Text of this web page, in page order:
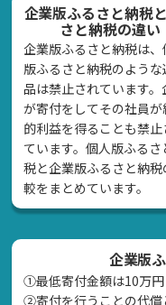
企業版ふるさと納税
さと納税の違い
企業版ふるさと納税は、
版ふるさと納税のような
品は禁止されています。
が寄付をしてその社員が
的利益を得ることも禁止
ています。個人版ふるさ
税と企業版ふるさと納税
較をまとめています。
企業版
①最低寄付金額は10万円
②寄付を行うことの代償